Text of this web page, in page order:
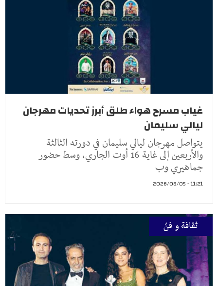
غياب مسرح هواء طلق أبرز تحديات مهرجان
ليالي سليمان
يتواصل مهرجان ليالي سليمان في دورته الثالثة
والأربعين إلى غاية 16 أوت الجاري، وسط حضور
جماهيري وب
11:21 - 2026/08/05
ثقافة و فنّ